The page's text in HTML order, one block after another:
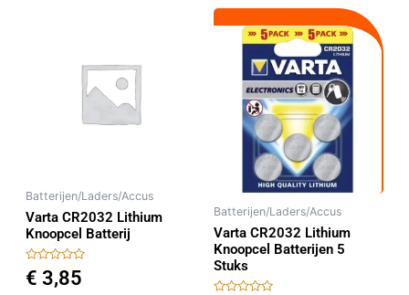
Batterijen/Laders/Accus
Varta CR2032 Lithium
Knoopcel Batterij
Gewaardeerd
0
€ 3,85
Batterijen/Laders/Accus
Varta CR2032 Lithium
Knoopcel Batterijen 5
Stuks